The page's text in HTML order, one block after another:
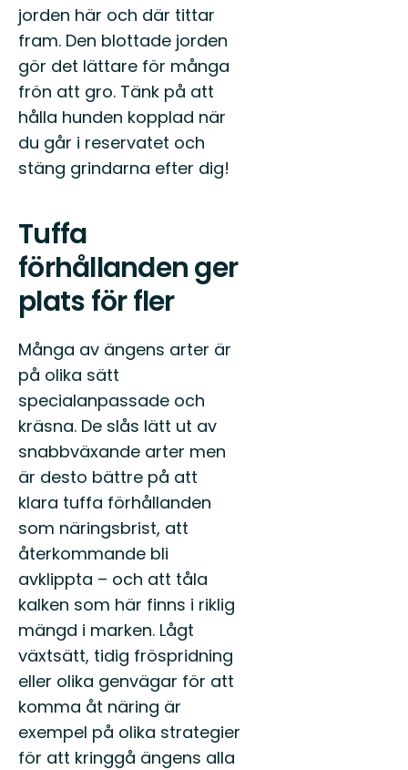
jorden här och där tittar
fram. Den blottade jorden
gör det lättare för många
frön att gro. Tänk på att
hålla hunden kopplad när
du går i reservatet och
stäng grindarna efter dig!
Tuffa
förhållanden ger
plats för fler
Många av ängens arter är
på olika sätt
specialanpassade och
kräsna. De slås lätt ut av
snabbväxande arter men
är desto bättre på att
klara tuffa förhållanden
som näringsbrist, att
återkommande bli
avklippta – och att tåla
kalken som här finns i riklig
mängd i marken. Lågt
växtsätt, tidig fröspridning
eller olika genvägar för att
komma åt näring är
exempel på olika strategier
för att kringgå ängens alla